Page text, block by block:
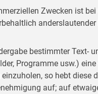
Zwecken ist
bestimmter Text-
Programme usw.)
so hebt diese
auf; auf